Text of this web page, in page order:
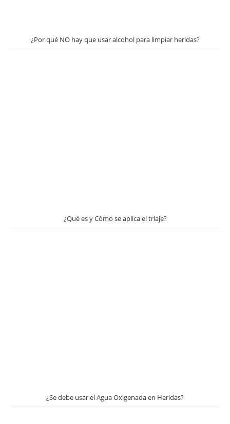
¿Por qué NO hay que usar alcohol para limpiar heridas?
¿Qué es y Cómo se aplica el triaje?
¿Se debe usar el Agua Oxigenada en Heridas?